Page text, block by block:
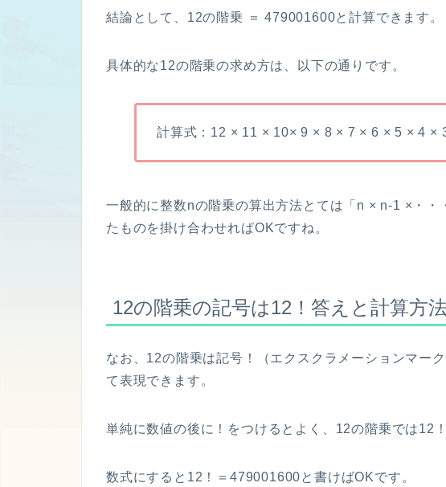
結論として、12の階乗 ＝ 479001600と計算できます。
具体的な12の階乗の求め方は、以下の通りです。
計算式：12 × 11 × 10× 9 × 8 × 7 × 6 × 5 × 4 ×
一般的に整数nの階乗の算出方法とては「n × n-1 ×・
たものを掛け合わせればOKですね。
12の階乗の記号は12！答えと計算方法
なお、12の階乗は記号！（エクスクラメーションマー
て表現できます。
単純に数値の後に！をつけるとよく、12の階乗では12
数式にすると12！＝479001600と書けばOKです。